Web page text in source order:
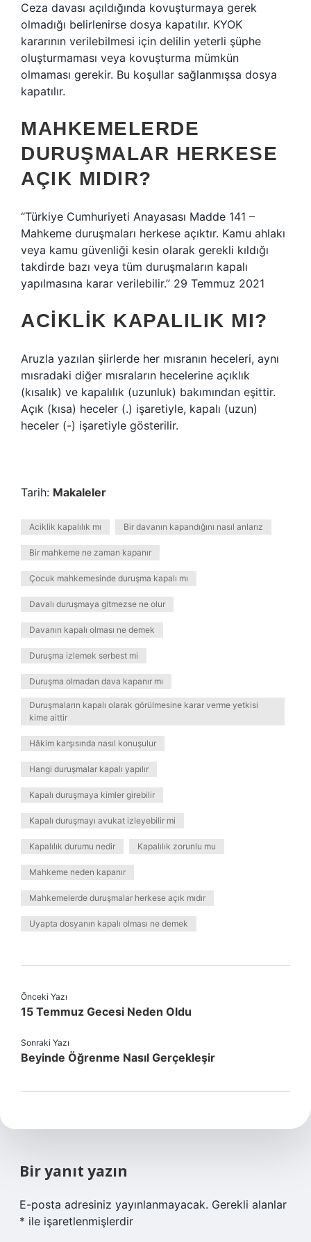
Ceza davası açıldığında kovuşturmaya gerek
olmadığı belirlenirse dosya kapatılır. KYOK
kararının verilebilmesi için delilin yeterli şüphe
oluşturmaması veya kovuşturma mümkün
olmaması gerekir. Bu koşullar sağlanmışsa dosya
kapatılır.
MAHKEMELERDE
DURUŞMALAR HERKESE
AÇIK MIDIR?
“Türkiye Cumhuriyeti Anayasası Madde 141 –
Mahkeme duruşmaları herkese açıktır. Kamu ahlakı
veya kamu güvenliği kesin olarak gerekli kıldığı
takdirde bazı veya tüm duruşmaların kapalı
yapılmasına karar verilebilir.” 29 Temmuz 2021
ACIKLIK KAPALILIK MI?
Aruzla yazılan şiirlerde her mısranın heceleri, aynı
mısradaki diğer mısraların hecelerine açıklık
(kısalık) ve kapalılık (uzunluk) bakımından eşittir.
Açık (kısa) heceler (.) işaretiyle, kapalı (uzun)
heceler (-) işaretiyle gösterilir.
Tarih: Makaleler
Aciklik kapalılık mı Bir davanın kapandığını nasıl anlarız
Bir mahkeme ne zaman kapanır
Çocuk mahkemesinde duruşma kapalı mı
Davalı duruşmaya gitmezse ne olur
Davanın kapalı olması ne demek
Duruşma izlemek serbest mi
Duruşma olmadan dava kapanır mı
Duruşmaların kapalı olarak görülmesine karar verme yetkisi
kime aittir
Hâkim karşısında nasıl konuşulur
Hangi duruşmalar kapalı yapılır
Kapalı duruşmaya kimler girebilir
Kapalı duruşmayı avukat izleyebilir mi
Kapalılık durumu nedir Kapalılık zorunlu mu
Mahkeme neden kapanır
Mahkemelerde duruşmalar herkese açık mıdır
Uyapta dosyanın kapalı olması ne demek
Önceki Yazı
15 Temmuz Gecesi Neden Oldu
Sonraki Yazı
Beyinde Öğrenme Nasıl Gerçekleşir
Bir yanıt yazın
E-posta adresiniz yayınlanmayacak. Gerekli alanlar
* ile işaretlenmişlerdir